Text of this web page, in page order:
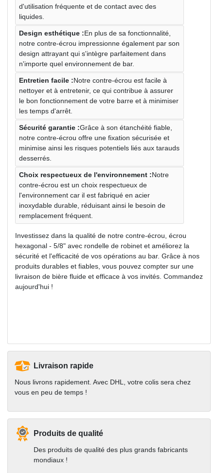
d'utilisation fréquente et de contact avec des
liquides.
Design esthétique :En plus de sa fonctionnalité,
notre contre-écrou impressionne également par son
design attrayant qui s'intègre parfaitement dans
n'importe quel environnement de bar.
Entretien facile :Notre contre-écrou est facile à
nettoyer et à entretenir, ce qui contribue à assurer
le bon fonctionnement de votre barre et à minimiser
les temps d'arrêt.
Sécurité garantie :Grâce à son étanchéité fiable,
notre contre-écrou offre une fixation sécurisée et
minimise ainsi les risques potentiels liés aux tarauds
desserrés.
Choix respectueux de l'environnement :Notre
contre-écrou est un choix respectueux de
l'environnement car il est fabriqué en acier
inoxydable durable, réduisant ainsi le besoin de
remplacement fréquent.
Investissez dans la qualité de notre contre-écrou, écrou
hexagonal - 5/8" avec rondelle de robinet et améliorez la
sécurité et l'efficacité de vos opérations au bar. Grâce à nos
produits durables et fiables, vous pouvez compter sur une
livraison de bière fluide et efficace à vos invités. Commandez
aujourd'hui !
Livraison rapide
Nous livrons rapidement. Avec DHL, votre colis sera chez
vous en peu de temps !
Produits de qualité
Des produits de qualité des plus grands fabricants
mondiaux !